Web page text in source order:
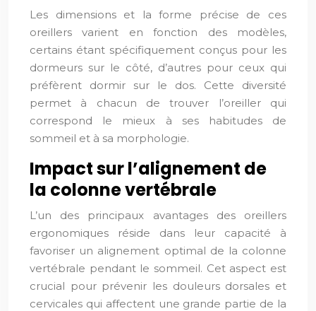
Les dimensions et la forme précise de ces
oreillers varient en fonction des modèles,
certains étant spécifiquement conçus pour les
dormeurs sur le côté, d’autres pour ceux qui
préfèrent dormir sur le dos. Cette diversité
permet à chacun de trouver l’oreiller qui
correspond le mieux à ses habitudes de
sommeil et à sa morphologie.
Impact sur l’alignement de
la colonne vertébrale
L’un des principaux avantages des oreillers
ergonomiques réside dans leur capacité à
favoriser un alignement optimal de la colonne
vertébrale pendant le sommeil. Cet aspect est
crucial pour prévenir les douleurs dorsales et
cervicales qui affectent une grande partie de la